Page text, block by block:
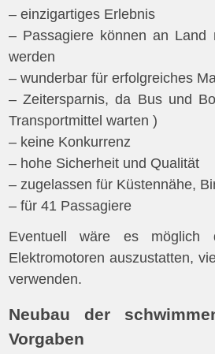
– einzigartiges Erlebnis
– Passagiere können an Land
werden
– wunderbar für erfolgreiches
– Zeitersparnis, da Bus und
Transportmittel warten )
– keine Konkurrenz
– hohe Sicherheit und Qualität
– zugelassen für Küstennähe,
– für 41 Passagiere
Eventuell wäre es möglich
Elektromotoren auszustatten,
verwenden.
Neubau der
Vorgaben